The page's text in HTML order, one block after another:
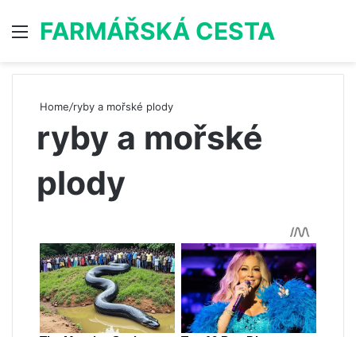
Menu
FARMÁŘSKÁ CESTA
Home/ryby a mořské plody
ryby a mořské
plody